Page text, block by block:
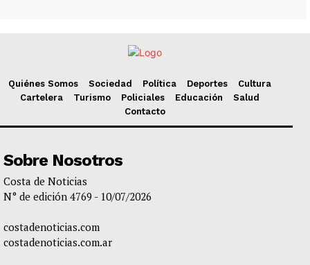
Quiénes Somos Sociedad Política Deportes
Cultura
Cartelera
Turismo Policiales Educación
Salud
Contacto
Sobre Nosotros
Costa de Noticias
N° de edición 4769 - 10/07/2026
costadenoticias.com
costadenoticias.com.ar